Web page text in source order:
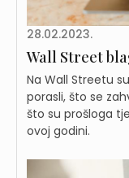
28.02.2023.
Wall Street
Na Wall Streetu
porasli, što se
što su prošloga
ovoj godini.